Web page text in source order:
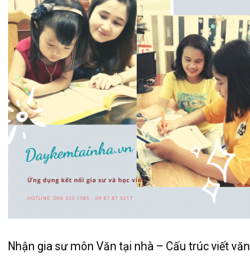
Nhận gia sư môn Văn tại nhà – Cấu trúc viết văn